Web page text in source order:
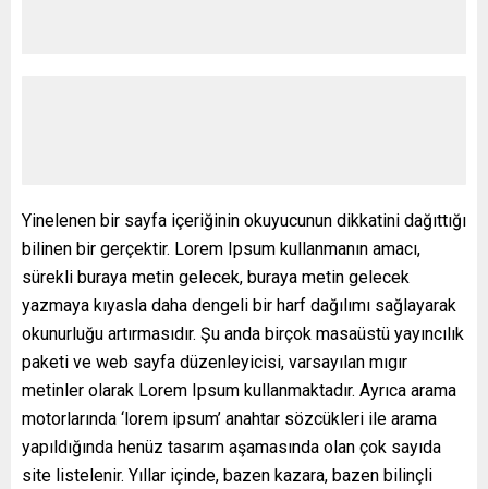
Yinelenen bir sayfa içeriğinin okuyucunun dikkatini dağıttığı
bilinen bir gerçektir. Lorem Ipsum kullanmanın amacı,
sürekli buraya metin gelecek, buraya metin gelecek
yazmaya kıyasla daha dengeli bir harf dağılımı sağlayarak
okunurluğu artırmasıdır. Şu anda birçok masaüstü yayıncılık
paketi ve web sayfa düzenleyicisi, varsayılan mıgır
metinler olarak Lorem Ipsum kullanmaktadır. Ayrıca arama
motorlarında ‘lorem ipsum’ anahtar sözcükleri ile arama
yapıldığında henüz tasarım aşamasında olan çok sayıda
site listelenir. Yıllar içinde, bazen kazara, bazen bilinçli